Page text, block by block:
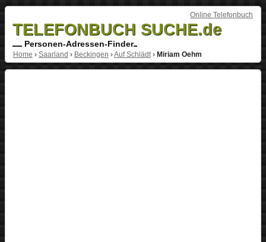
Online Telefonbuch
TELEFONBUCH SUCHE.de
Personen-Adressen-Finder
Home › Saarland › Beckingen ›Auf Schlädt› Miriam Oehm